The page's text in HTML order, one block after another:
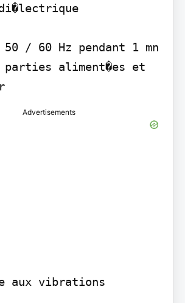
/ 60 Hz pendant 1 mn
aliment�es et
le bo�tier
Advertisements
aux vibrations